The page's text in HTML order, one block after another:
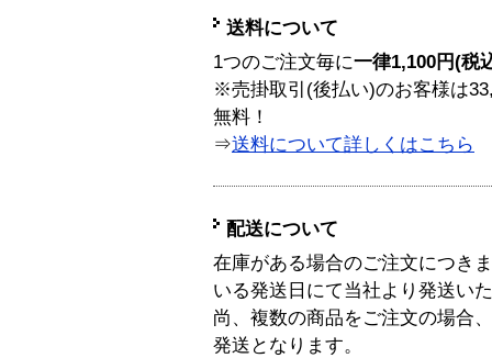
送料について
1つのご注文毎に一律1,100円(税
※売掛取引(後払い)のお客様は
無料！
⇒送料について詳しくはこちら
配送について
在庫がある場合のご注文につき
いる発送日にて当社より発送い
尚、複数の商品をご注文の場合
発送となります。